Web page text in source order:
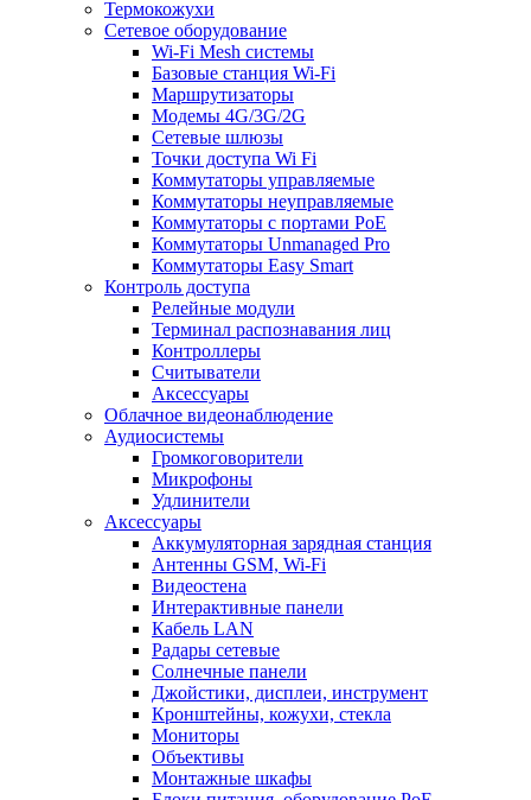
Термокожухи
Сетевое оборудование
Wi-Fi Mesh системы
Базовые станция Wi-Fi
Маршрутизаторы
Модемы 4G/3G/2G
Сетевые шлюзы
Точки доступа Wi Fi
Коммутаторы управляемые
Коммутаторы неуправляемые
Коммутаторы с портами PoE
Коммутаторы Unmanaged Pro
Коммутаторы Easy Smart
Контроль доступа
Релейные модули
Терминал распознавания лиц
Контроллеры
Считыватели
Аксессуары
Облачное видеонаблюдение
Аудиосистемы
Громкоговорители
Микрофоны
Удлинители
Аксессуары
Аккумуляторная зарядная станция
Антенны GSM, Wi-Fi
Видеостена
Интерактивные панели
Кабель LAN
Радары сетевые
Солнечные панели
Джойстики, дисплеи, инструмент
Кронштейны, кожухи, стекла
Мониторы
Объективы
Монтажные шкафы